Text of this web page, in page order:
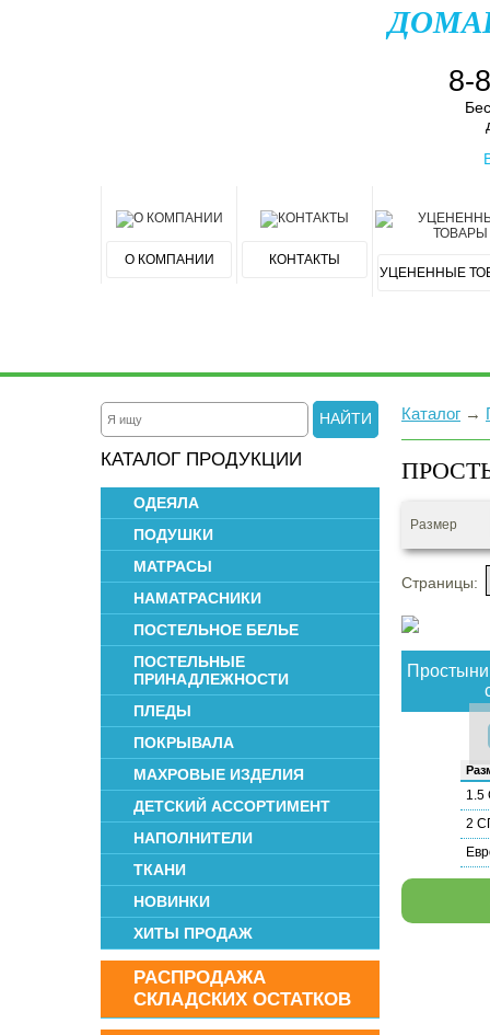
8-
О КОМПАНИИ
КОНТАКТЫ
УЦЕНЕННЫЕ
НАЙТИ
КАТАЛОГ ПРОДУКЦИИ
ОДЕЯЛА
ПОДУШКИ
МАТРАСЫ
НАМАТРАСНИКИ
ПОСТЕЛЬНОЕ БЕЛЬЕ
ПОСТЕЛЬНЫЕ
ПРИНАДЛЕЖНОСТИ
ПЛЕДЫ
ПОКРЫВАЛА
МАХРОВЫЕ ИЗДЕЛИЯ
ДЕТСКИЙ АССОРТИМЕНТ
НАПОЛНИТЕЛИ
ТКАНИ
НОВИНКИ
ХИТЫ ПРОДАЖ
РАСПРОДАЖА
СКЛАДСКИХ ОСТАТКОВ
Каталог →
Размер
Страницы:
Простыни
1.5
2